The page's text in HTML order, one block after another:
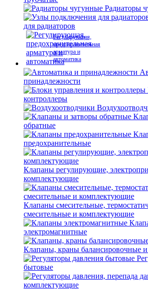
Радиаторы
для радиаторов
Регулирующая,
предохранительная
арматура и
автоматика
принадлежности
контроллеры
обратные
предохранительные
Клапаны регулирующие,
комплектующие
Клапаны смесительные,
смесительные и комплектующие
электромагнитные
Клапаны, краны балансировочные
бытовые